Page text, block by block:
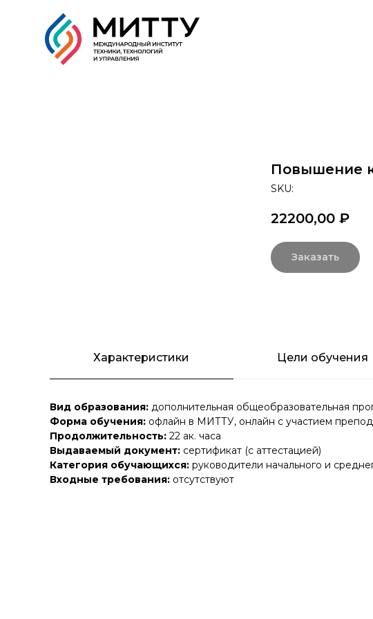
Повышение
SKU:
22200,00 ₽
Заказать
Характеристики Цели обучения
Вид образования: дополнительная общеобразовательная
Форма обучения: офлайн в МИТТУ, онлайн с участием
Продолжительность: 22 ак. часа
Выдаваемый документ: сертификат (с аттестацией)
Категория обучающихся: руководители начального и
Входные требования: отсутствуют